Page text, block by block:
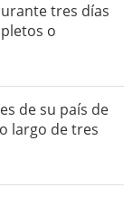
tres días
o
de su país de
largo de tres